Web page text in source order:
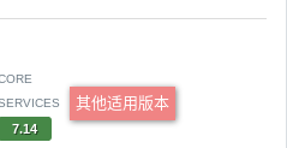
7.14
其他适用版本